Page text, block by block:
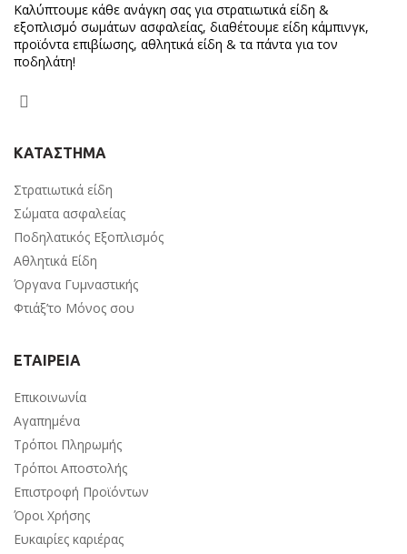
Καλύπτουμε κάθε ανάγκη σας για στρατιωτικά είδη &
εξοπλισμό σωμάτων ασφαλείας, διαθέτουμε είδη κάμπινγκ,
προϊόντα επιβίωσης, αθλητικά είδη & τα πάντα για τον
ποδηλάτη!
ΚΑΤΑΣΤΗΜΑ
Στρατιωτικά είδη
Σώματα ασφαλείας
Ποδηλατικός Εξοπλισμός
Αθλητικά Είδη
Όργανα Γυμναστικής
Φτιάξ’το Μόνος σου
ΕΤΑΙΡΕΙΑ
Επικοινωνία
Αγαπημένα
Τρόποι Πληρωμής
Τρόποι Αποστολής
Επιστροφή Προϊόντων
Όροι Χρήσης
Ευκαιρίες καριέρας